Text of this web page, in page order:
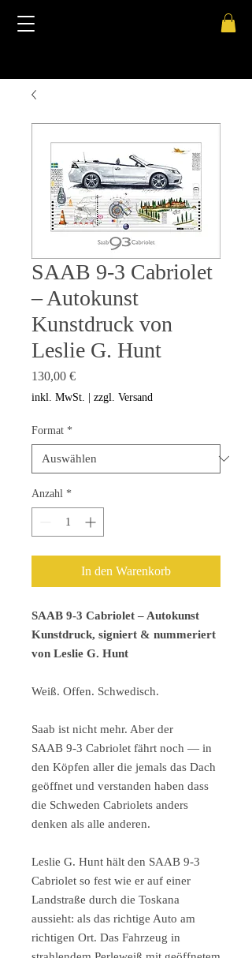
SAAB 9-3 Cabriolet
– Autokunst
Kunstdruck von
Leslie G. Hunt
130,00 €Preis
inkl. MwSt. zzgl. Versand
Format *
Anzahl *
In den Warenkorb
SAAB 9-3 Cabriolet – Autokunst
Kunstdruck, signiert & nummeriert
von Leslie G. Hunt
Weiß. Offen. Schwedisch.
Saab ist nicht mehr. Aber der
SAAB 9-3 Cabriolet fährt noch — in
den Köpfen aller die jemals das Dach
geöffnet und verstanden haben dass
die Schweden Cabriolets anders
denken als alle anderen.
Leslie G. Hunt hält den SAAB 9-3
Cabriolet so fest wie er auf einer
Landstraße durch die Toskana
aussieht: als das richtige Auto am
richtigen Ort. Das Fahrzeug in